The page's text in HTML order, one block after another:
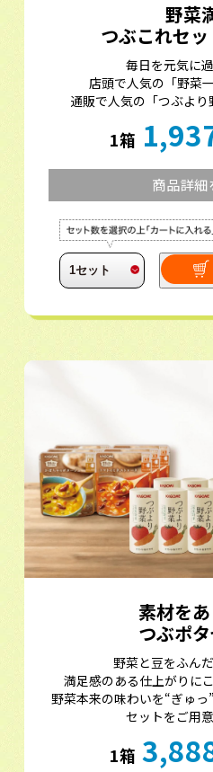
野菜
つぶこれセッ
毎日を元気に
店頭で人気の「野菜
通販で人気の「つぶより
1箱
商品詳細
素材を
つぶポ
野菜と豆をふん
満足感のある仕上がりに
野菜本来の味わいを“ぎゅ
セットをご用
1箱